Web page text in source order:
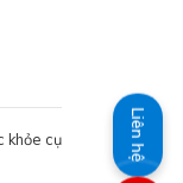
khỏe cụ
Liên hệ